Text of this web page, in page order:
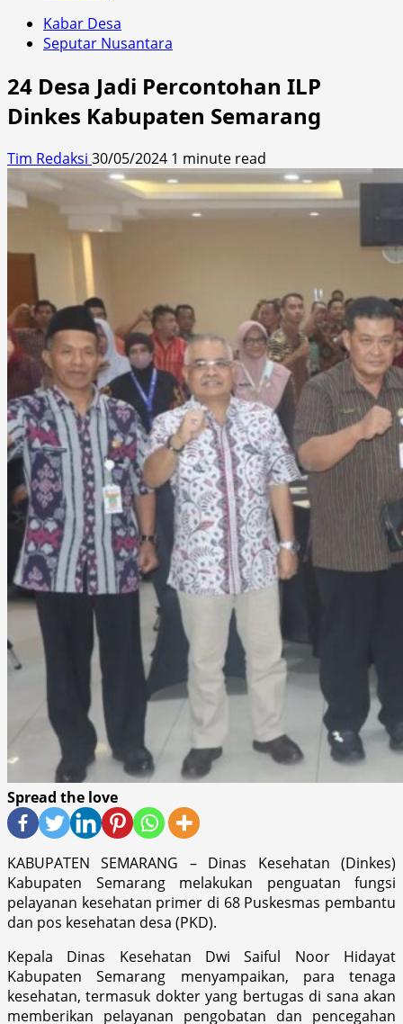
Kabar Desa
Seputar Nusantara
24 Desa Jadi Percontohan ILP
Dinkes Kabupaten Semarang
Tim Redaksi 30/05/2024 1 minute read
Spread the love
KABUPATEN SEMARANG – Dinas Kesehatan (Dinkes)
Kabupaten Semarang melakukan penguatan fungsi
pelayanan kesehatan primer di 68 Puskesmas pembantu
dan pos kesehatan desa (PKD).
Kepala Dinas Kesehatan Dwi Saiful Noor Hidayat
Kabupaten Semarang menyampaikan, para tenaga
kesehatan, termasuk dokter yang bertugas di sana akan
memberikan pelayanan pengobatan dan pencegahan